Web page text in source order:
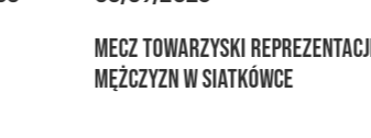
REPREZENTACJI POLSKI
W SIATKÓWCE